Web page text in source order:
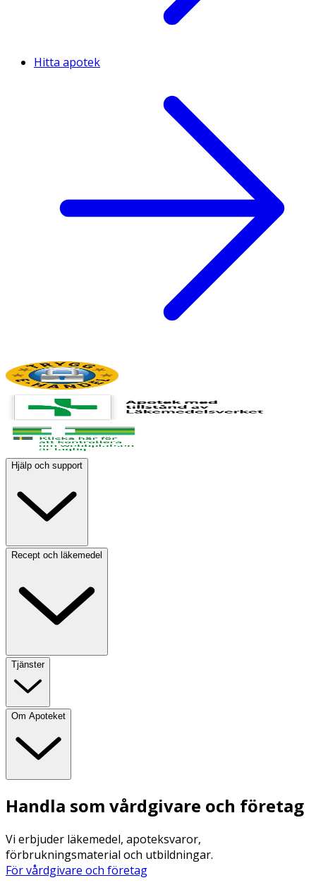
Hitta apotek
Hjälp och support
Recept och läkemedel
Tjänster
Om Apoteket
Handla som vårdgivare och företag
Vi erbjuder läkemedel, apoteksvaror,
förbrukningsmaterial och utbildningar.
För vårdgivare och företag